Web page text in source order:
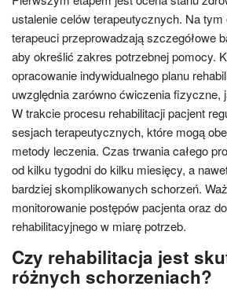
ustalenie celów terapeutycznych. Na
terapeuci przeprowadzają szczegółowe
aby określić zakres potrzebnej pomocy.
opracowanie indywidualnego planu
uwzględnia zarówno ćwiczenia fizyczne,
W trakcie procesu rehabilitacji pacjent
sesjach terapeutycznych, które mogą
metody leczenia. Czas trwania całego
od kilku tygodni do kilku miesięcy, a
bardziej skomplikowanych schorzeń.
monitorowanie postępów pacjenta oraz
rehabilitacyjnego w miarę potrzeb.
Czy rehabilitacja jest
różnych schorzeniach?